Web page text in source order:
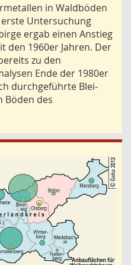
in Waldböden
Untersuchung
ergab einen Anstieg
den 1960er Jahren. Der
zu den
Ende der 1980er
durchgeführte Blei-
Böden des